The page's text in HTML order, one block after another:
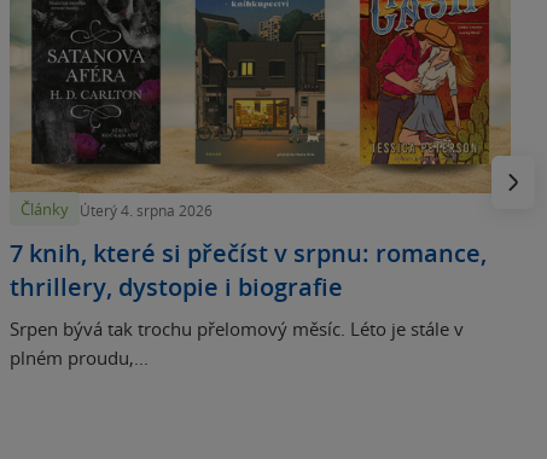
Články Úterý 4. srpna 2026
7 knih, které si přečíst v srpnu: romance,
thrillery, dystopie i biografie
Srpen bývá tak trochu přelomový měsíc. Léto je stále v
plném proudu,...